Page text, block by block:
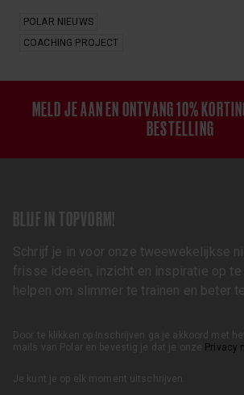
POLAR NIEUWS
COACHING PROJECT
MELD JE AAN EN ONTVANG 10%
BESTELLING
BLIJF IN TOPVORM!
Schrijf je in voor onze tweewekelijkse
frisse ideeën, inzicht en inspiratie op te
helpen om slimmer te trainen en beter
Door te klikken op Inschrijven ga je akkoord met
mails van Polar en bevestig je dat je onze Privacy
Je kunt je op elk moment uitschrijven.